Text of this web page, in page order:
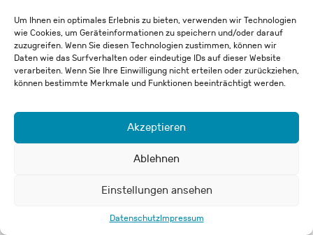
Um Ihnen ein optimales Erlebnis zu bieten, verwenden wir Technologien
wie Cookies, um Geräteinformationen zu speichern und/oder darauf
zuzugreifen. Wenn Sie diesen Technologien zustimmen, können wir
Daten wie das Surfverhalten oder eindeutige IDs auf dieser Website
verarbeiten. Wenn Sie Ihre Einwilligung nicht erteilen oder zurückziehen,
können bestimmte Merkmale und Funktionen beeinträchtigt werden.
Akzeptieren
Ablehnen
Einstellungen ansehen
DatenschutzImpressum